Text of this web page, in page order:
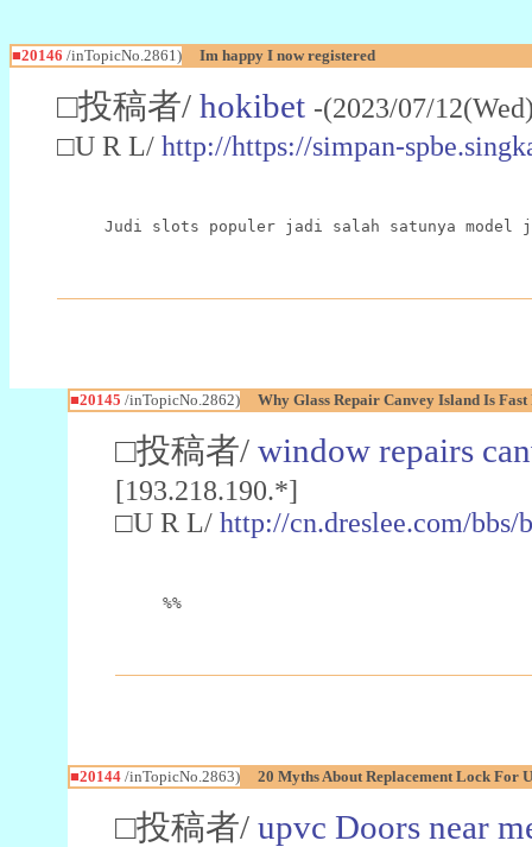
■20146 /inTopicNo.2861) Im happy I now registered
□投稿者/ hokibet -(2023/07/
□U R L/ http://https://simpan-
Judi slots populer jadi salah satunya model
■20145 /inTopicNo.2862) Why Glass Repair Canvey Island Is
□投稿者/ window repairs
[193.218.190.*]
□U R L/ http://cn.dreslee.com/
%%
■20144/inTopicNo.2863) 20 Myths About Replacement Lock For
□投稿者/ upvc Doors near